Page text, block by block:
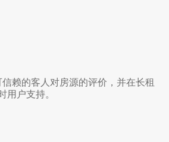
赖的客人对房源的评价，并在长租
用户支持。